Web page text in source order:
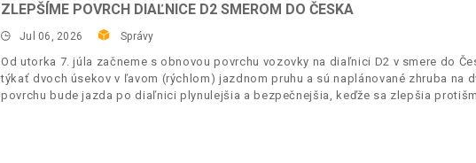
ZLEPŠÍME POVRCH DIAĽNICE D2 SMEROM DO ČESKA
Jul 06, 2026 Správy
Od utorka 7. júla začneme s obnovou povrchu vozovky na diaľnici D2 v smere do
týkať dvoch úsekov v ľavom (rýchlom) jazdnom pruhu a sú naplánované zhruba na
povrchu bude jazda po diaľnici plynulejšia a bezpečnejšia, keďže sa zlepšia